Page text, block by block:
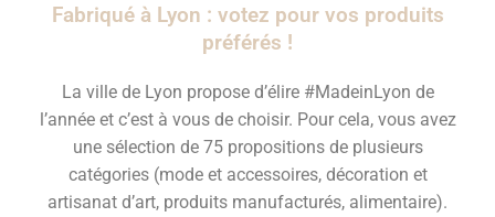
Fabriqué à Lyon : votez pour vos produits
préférés !
La ville de Lyon propose d’élire #MadeinLyon de
l’année et c’est à vous de choisir. Pour cela, vous avez
une sélection de 75 propositions de plusieurs
catégories (mode et accessoires, décoration et
artisanat d’art, produits manufacturés, alimentaire).